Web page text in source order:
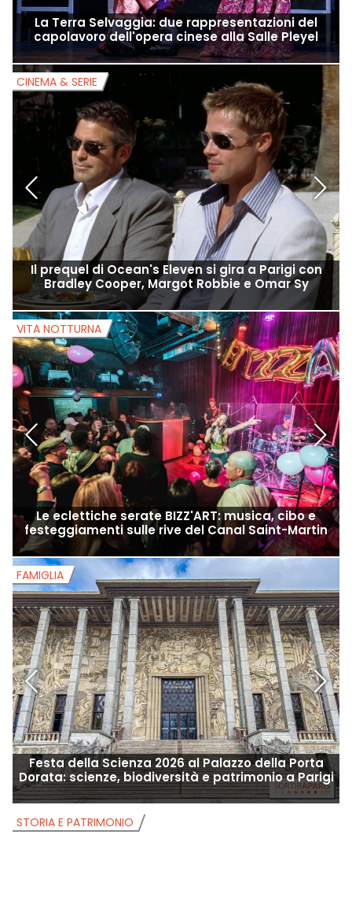
La Terra Selvaggia: due rappresentazioni del
capolavoro dell'opera cinese alla Salle Pleyel
Il prequel di Ocean's Eleven si gira a Parigi con
Bradley Cooper, Margot Robbie e Omar Sy
CINEMA & SERIE
Le eclettiche serate BIZZ'ART: musica, cibo e
festeggiamenti sulle rive del Canal Saint-Martin
VITA NOTTURNA
Festa della Scienza 2026 al Palazzo della Porta
Dorata: scienze, biodiversità e patrimonio a Parigi
FAMIGLIA
STORIA E PATRIMONIO